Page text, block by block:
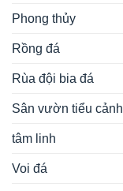
Phong thủy
Rồng đá
Rùa đội bia đá
Sân vườn tiểu cảnh
tâm linh
Voi đá